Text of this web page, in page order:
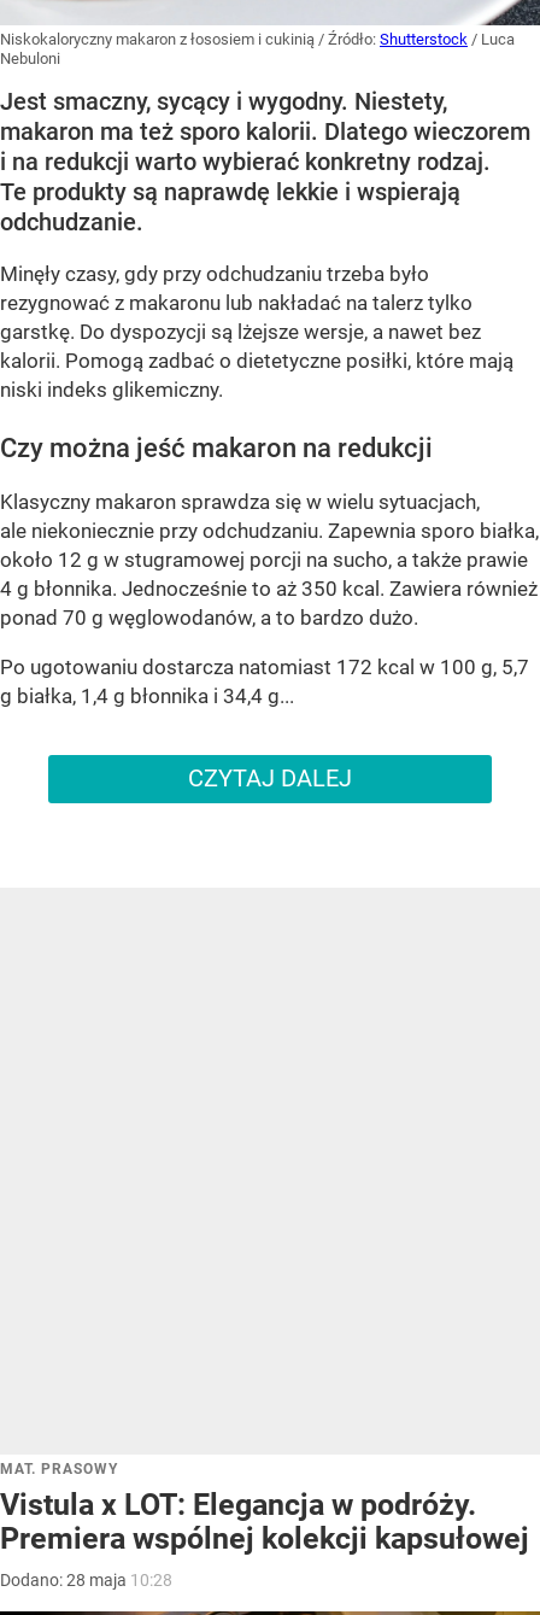
Niskokaloryczny makaron z łososiem i cukinią / Źródło: Shutterstock / Luca
Nebuloni
Jest smaczny, sycący i wygodny. Niestety,
makaron ma też sporo kalorii. Dlatego wieczorem
i na redukcji warto wybierać konkretny rodzaj.
Te produkty są naprawdę lekkie i wspierają
odchudzanie.
Minęły czasy, gdy przy odchudzaniu trzeba było
rezygnować z makaronu lub nakładać na talerz tylko
garstkę. Do dyspozycji są lżejsze wersje, a nawet bez
kalorii. Pomogą zadbać o dietetyczne posiłki, które mają
niski indeks glikemiczny.
Czy można jeść makaron na redukcji
Klasyczny makaron sprawdza się w wielu sytuacjach,
ale niekoniecznie przy odchudzaniu. Zapewnia sporo białka,
około 12 g w stugramowej porcji na sucho, a także prawie
4 g błonnika. Jednocześnie to aż 350 kcal. Zawiera również
ponad 70 g węglowodanów, a to bardzo dużo.
Po ugotowaniu dostarcza natomiast 172 kcal w 100 g, 5,7
g białka, 1,4 g błonnika i 34,4 g...
CZYTAJ DALEJ
MAT. PRASOWY
Vistula x LOT: Elegancja w podróży.
Premiera wspólnej kolekcji kapsułowej
Dodano:28 maja 10:28